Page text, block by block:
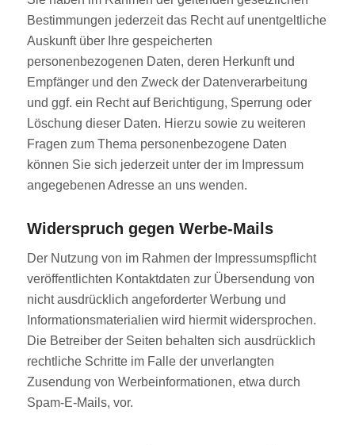
Bestimmungen jederzeit das Recht auf unentgeltliche
Auskunft über Ihre gespeicherten
personenbezogenen Daten, deren Herkunft und
Empfänger und den Zweck der Datenverarbeitung
und ggf. ein Recht auf Berichtigung, Sperrung oder
Löschung dieser Daten. Hierzu sowie zu weiteren
Fragen zum Thema personenbezogene Daten
können Sie sich jederzeit unter der im Impressum
angegebenen Adresse an uns wenden.
Widerspruch gegen Werbe-Mails
Der Nutzung von im Rahmen der Impressumspflicht
veröffentlichten Kontaktdaten zur Übersendung von
nicht ausdrücklich angeforderter Werbung und
Informationsmaterialien wird hiermit widersprochen.
Die Betreiber der Seiten behalten sich ausdrücklich
rechtliche Schritte im Falle der unverlangten
Zusendung von Werbeinformationen, etwa durch
Spam-E-Mails, vor.